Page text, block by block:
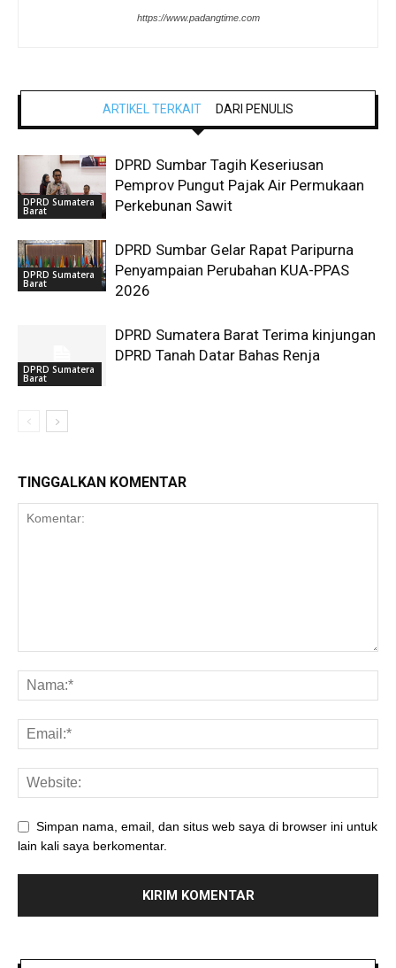
https://www.padangtime.com
ARTIKEL TERKAIT DARI PENULIS
DPRD Sumatera
Barat
DPRD Sumbar Tagih Keseriusan
Pemprov Pungut Pajak Air Permukaan
Perkebunan Sawit
DPRD Sumatera
Barat
DPRD Sumbar Gelar Rapat Paripurna
Penyampaian Perubahan KUA-PPAS
2026
DPRD Sumatera
Barat
DPRD Sumatera Barat Terima kinjungan
DPRD Tanah Datar Bahas Renja
TINGGALKAN KOMENTAR
Simpan nama, email, dan situs web saya di browser ini untuk
lain kali saya berkomentar.